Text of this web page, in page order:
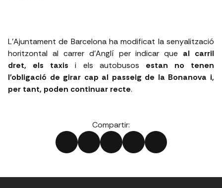
L'Ajuntament de Barcelona ha modificat la senyalització
horitzontal al carrer d’Anglí per indicar que al carril
dret, els taxis i els autobusos estan no tenen
l'obligació de girar cap al passeig de la Bonanova i,
per tant, poden continuar recte.
Compartir: